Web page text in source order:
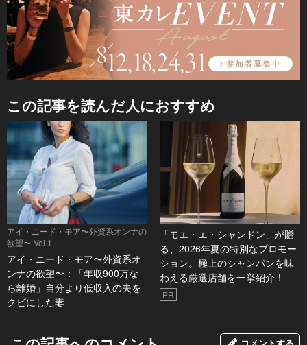
この記事を読んだ人におすすめ
アイ・ニード・モア〜外資系オンナの
欲望〜 Vol.1
アイ・ニード・モア〜外資系オ
ンナの欲望〜：「年収900万な
ら離婚」自分より低収入の夫を
クビにした妻
「モエ・エ・シャンドン」が贈
る、2026年夏の特別なプロモー
ション。極上のシャンパンを味
わえる厳選店舗を一挙紹介！
PR